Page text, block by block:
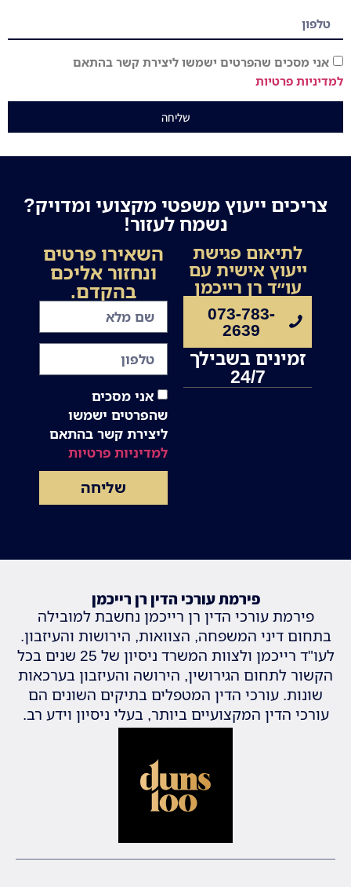
אני מסכים שהפרטים ישמשו ליצירת קשר בהתאם
למדיניות פרטיות
שליחה
צריכים ייעוץ משפטי מקצועי ומדויק?
נשמח לעזור!
לתיאום פגישת
ייעוץ אישית עם
עו״ד רן רייכמן
073-783-
2639
זמינים בשבילך
24/7
השאירו פרטים
ונחזור אליכם
בהקדם.
אני מסכים
שהפרטים ישמשו
ליצירת קשר בהתאם
למדיניות פרטיות
שליחה
פירמת עורכי הדין רן רייכמן
פירמת עורכי הדין רן רייכמן נחשבת למובילה
בתחום דיני המשפחה, הצוואות, הירושות והעיזבון.
לעו"ד רייכמן ולצוות המשרד ניסיון של 25 שנים בכל
הקשור לתחום הגירושין, הירושה והעיזבון בערכאות
שונות. עורכי הדין המטפלים בתיקים השונים הם
עורכי הדין המקצועיים ביותר, בעלי ניסיון וידע רב.